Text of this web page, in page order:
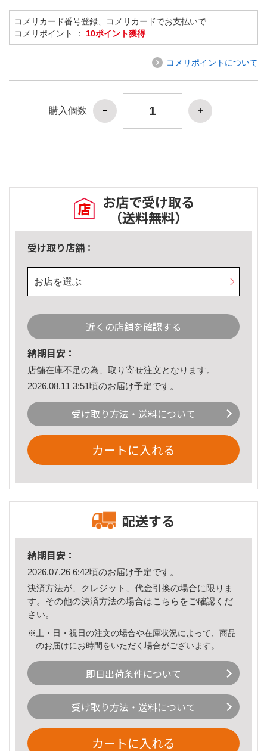
コメリカード番号登録、コメリカードでお支払いで
コメリポイント ： 10ポイント獲得
コメリポイントについて
購入個数
お店で受け取る
（送料無料）
受け取り店舗：
お店を選ぶ
近くの店舗を確認する
納期目安：
店舗在庫不足の為、取り寄せ注文となります。
2026.08.11 3:51頃のお届け予定です。
受け取り方法・送料について
カートに入れる
配送する
納期目安：
2026.07.26 6:42頃のお届け予定です。
決済方法が、クレジット、代金引換の場合に限りま
す。その他の決済方法の場合はこちら をご確認くだ
さい。
※土・日・祝日の注文の場合や在庫状況によって、商品
のお届けにお時間をいただく場合がございます。
即日出荷条件について
受け取り方法・送料について
カートに入れる